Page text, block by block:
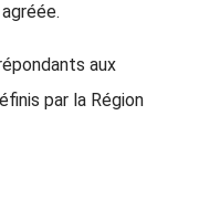
aux
par la Région